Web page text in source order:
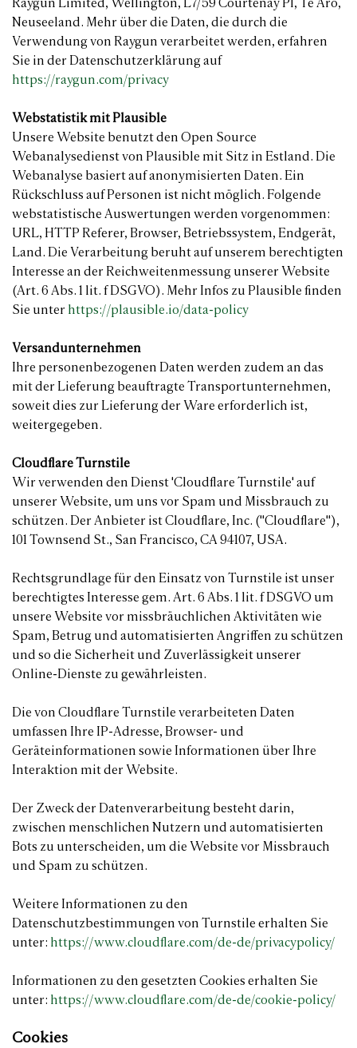
Raygun Limited, Wellington, L7/59 Courtenay Pl, Te Aro,
Neuseeland. Mehr über die Daten, die durch die
Verwendung von Raygun verarbeitet werden, erfahren
Sie in der Datenschutzerklärung auf
https://raygun.com/privacy
Webstatistik mit Plausible
Unsere Website benutzt den Open Source
Webanalysedienst von Plausible mit Sitz in Estland. Die
Webanalyse basiert auf anonymisierten Daten. Ein
Rückschluss auf Personen ist nicht möglich. Folgende
webstatistische Auswertungen werden vorgenommen:
URL, HTTP Referer, Browser, Betriebssystem, Endgerät,
Land. Die Verarbeitung beruht auf unserem berechtigten
Interesse an der Reichweitenmessung unserer Website
(Art. 6 Abs. 1 lit. f DSGVO). Mehr Infos zu Plausible finden
Sie unter https://plausible.io/data-policy
Versandunternehmen
Ihre personenbezogenen Daten werden zudem an das
mit der Lieferung beauftragte Transportunternehmen,
soweit dies zur Lieferung der Ware erforderlich ist,
weitergegeben.
Cloudflare Turnstile
Wir verwenden den Dienst 'Cloudflare Turnstile' auf
unserer Website, um uns vor Spam und Missbrauch zu
schützen. Der Anbieter ist Cloudflare, Inc. ("Cloudflare"),
101 Townsend St., San Francisco, CA 94107, USA.
Rechtsgrundlage für den Einsatz von Turnstile ist unser
berechtigtes Interesse gem. Art. 6 Abs. 1 lit. f DSGVO um
unsere Website vor missbräuchlichen Aktivitäten wie
Spam, Betrug und automatisierten Angriffen zu schützen
und so die Sicherheit und Zuverlässigkeit unserer
Online-Dienste zu gewährleisten.
Die von Cloudflare Turnstile verarbeiteten Daten
umfassen Ihre IP-Adresse, Browser- und
Geräteinformationen sowie Informationen über Ihre
Interaktion mit der Website.
Der Zweck der Datenverarbeitung besteht darin,
zwischen menschlichen Nutzern und automatisierten
Bots zu unterscheiden, um die Website vor Missbrauch
und Spam zu schützen.
Weitere Informationen zu den
Datenschutzbestimmungen von Turnstile erhalten Sie
unter: https://www.cloudflare.com/de-de/privacypolicy/
Informationen zu den gesetzten Cookies erhalten Sie
unter: https://www.cloudflare.com/de-de/cookie-policy/
Cookies